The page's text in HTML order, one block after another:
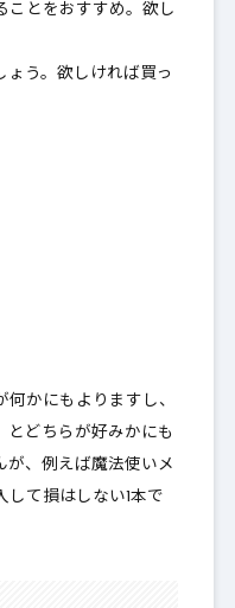
とをおすすめ。欲し
う。欲しければ買っ
かにもよりますし、
とどちらが好みかにも
が、例えば魔法使いメ
して損はしない1本で